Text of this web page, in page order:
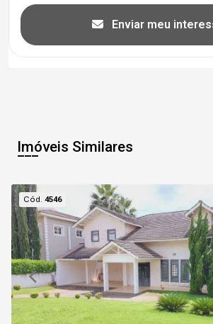
Enviar meu
Imóveis Similares
Cód.4546